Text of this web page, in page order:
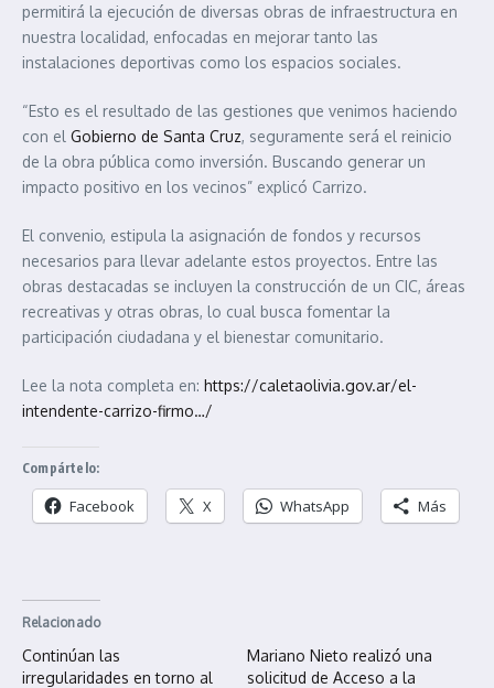
permitirá la ejecución de diversas obras de infraestructura en
nuestra localidad, enfocadas en mejorar tanto las
instalaciones deportivas como los espacios sociales.
“Esto es el resultado de las gestiones que venimos haciendo
con el Gobierno de Santa Cruz, seguramente será el reinicio
de la obra pública como inversión. Buscando generar un
impacto positivo en los vecinos” explicó Carrizo.
El convenio, estipula la asignación de fondos y recursos
necesarios para llevar adelante estos proyectos. Entre las
obras destacadas se incluyen la construcción de un CIC, áreas
recreativas y otras obras, lo cual busca fomentar la
participación ciudadana y el bienestar comunitario.
Lee la nota completa en: https://caletaolivia.gov.ar/el-
intendente-carrizo-firmo…/
Compártelo:
Facebook X WhatsApp Más
Relacionado
Continúan las
irregularidades en torno al
Mariano Nieto realizó una
solicitud de Acceso a la